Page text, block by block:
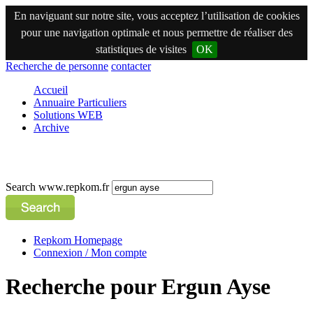
En naviguant sur notre site, vous acceptez l’utilisation de cookies
pour une navigation optimale et nous permettre de réaliser des
statistiques de visites
OK
Recherche de personne contacter
Accueil
Annuaire Particuliers
Solutions WEB
Archive
Search www.repkom.fr
Repkom Homepage
Connexion / Mon compte
Recherche pour Ergun Ayse